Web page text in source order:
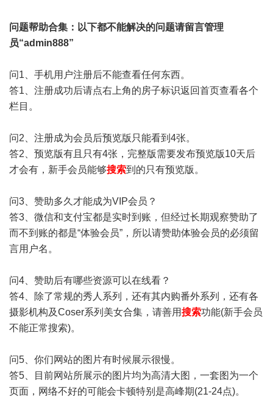
问题帮助合集 ：以下都不能解决的问题请留言管理
员“admin888”
问1、手机用户注册后不能查看任何东西。
答1、注册成功后请点右上角的房子标识返回首页查看各个
栏目。
问2、注册成为会员后预览版只能看到4张。
答2、预览版有且只有4张，完整版需要发布预览版10天后
才会有，新手会员能够搜索到的只有预览版。
问3、赞助多久才能成为VIP会员？
答3、微信和支付宝都是实时到账，但经过长期观察赞助了
而不到账的都是“体验会员”，所以请赞助体验会员的必须留
言用户名。
问4、赞助后有哪些资源可以在线看？
答4、除了常规的秀人系列，还有其内购番外系列，还有各
摄影机构及Coser系列美女合集，请善用搜索功能(新手会员
不能正常搜索)。
问5、你们网站的图片有时候展示很慢。
答5、目前网站所展示的图片均为高清大图，一套图为一个
页面，网络不好的可能会卡顿特别是高峰期(21-24点)。